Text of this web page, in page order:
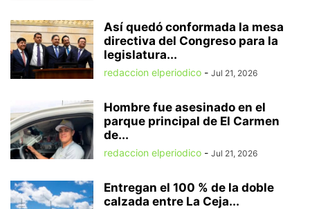
Así quedó conformada la mesa
directiva del Congreso para la
legislatura...
redaccion elperiodico - Jul 21, 2026
Hombre fue asesinado en el
parque principal de El Carmen
de...
redaccion elperiodico - Jul 21, 2026
Entregan el 100 % de la doble
calzada entre La Ceja...